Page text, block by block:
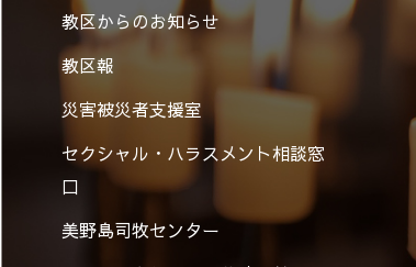
教区からのお知らせ
教区報
災害被災者支援室
セクシャル・ハラスメント相談窓
口
美野島司牧センター